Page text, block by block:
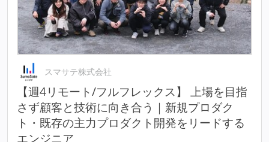
スマサテ株式会社
【週4リモート/フルフレックス】 上場を目指
さず顧客と技術に向き合う｜新規プロダク
ト・既存の主力プロダクト開発をリードする
エンジニア